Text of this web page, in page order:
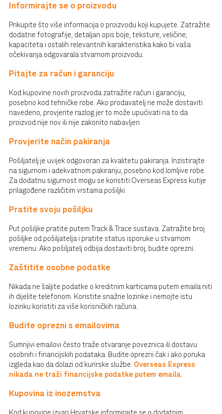
Informirajte se o proizvodu
Prikupite što više informacija o proizvodu koji kupujete. Zatražite
dodatne fotografije, detaljan opis boje, teksture, veličine,
kapaciteta i ostalih relevantnih karakteristika kako bi vaša
očekivanja odgovarala stvarnom proizvodu.
Pitajte za račun i garanciju
Kod kupovine novih proizvoda zatražite račun i garanciju,
posebno kod tehničke robe. Ako prodavatelj ne može dostaviti
navedeno, provjerite razlog jer to može upućivati na to da
proizvod nije nov ili nije zakonito nabavljen.
Provjerite način pakiranja
Pošiljatelj je uvijek odgovoran za kvalitetu pakiranja. Inzistirajte
na sigurnom i adekvatnom pakiranju, posebno kod lomljive robe.
Za dodatnu sigurnost mogu se koristiti Overseas Express kutije
prilagođene različitim vrstama pošiljki.
Pratite svoju pošiljku
Put pošiljke pratite putem Track & Trace sustava. Zatražite broj
pošiljke od pošiljatelja i pratite status isporuke u stvarnom
vremenu. Ako pošiljatelj odbija dostaviti broj, budite oprezni.
Zaštitite osobne podatke
Nikada ne šaljite podatke o kreditnim karticama putem emaila niti
ih dijelite telefonom. Koristite snažne lozinke i nemojte istu
lozinku koristiti za više korisničkih računa.
Budite oprezni s emailovima
Sumnjivi emailovi često traže otvaranje poveznica ili dostavu
osobnih i financijskih podataka. Budite oprezni čak i ako poruka
izgleda kao da dolazi od kurirske službe. Overseas Express
nikada ne traži financijske podatke putem emaila.
Kupovina iz inozemstva